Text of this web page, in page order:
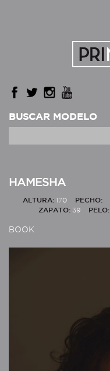
BUSCAR MODELO
HAMESHA
ALTURA: 170 PECHO:
ZAPATO: 39 PELO:
BOOK